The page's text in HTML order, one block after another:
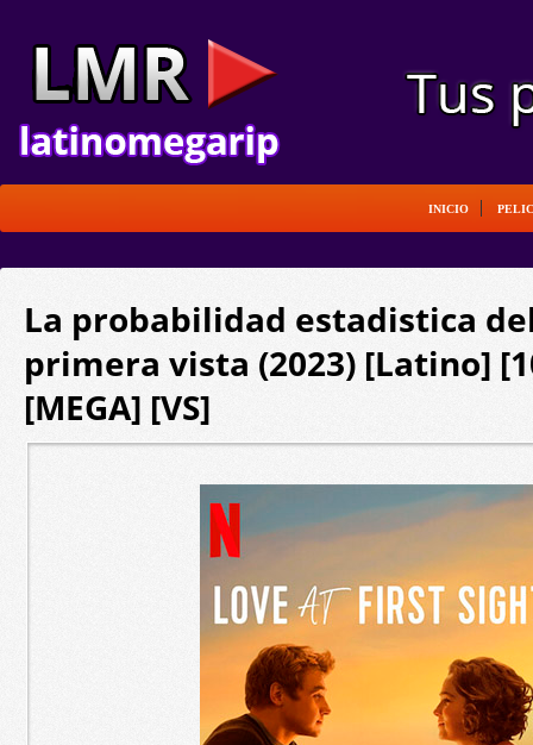
INICIO
La probabilidad estadistica
primera vista (2023) [Latino]
[MEGA] [VS]